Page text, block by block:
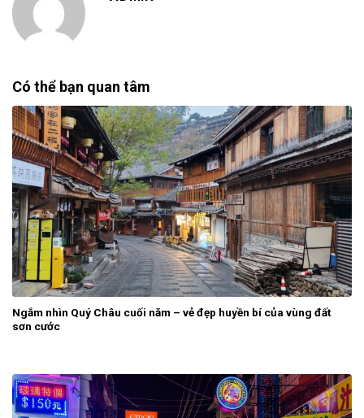
Có thể bạn quan tâm
Ngắm nhìn Quý Châu cuối năm – vẻ đẹp huyền bí của vùng đất
sơn cước